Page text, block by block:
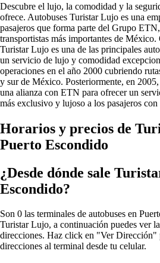
Descubre el lujo, la comodidad y la
ofrece. Autobuses Turistar Lujo es una
pasajeros que forma parte del Grupo
transportistas más importantes de
Turistar Lujo es una de las principales
un servicio de lujo y comodidad
operaciones en el año 2000 cubriendo
y sur de México. Posteriormente, en
una alianza con ETN para ofrecer un
más exclusivo y lujoso a los pasajeros con
Horarios y precios de
Puerto Escondido
¿Desde dónde sale
Escondido?
Son 0 las terminales de autobuses en
Turistar Lujo, a continuación puedes ver
direcciones. Haz click en "Ver Dirección"
direcciones al terminal desde tu celular.